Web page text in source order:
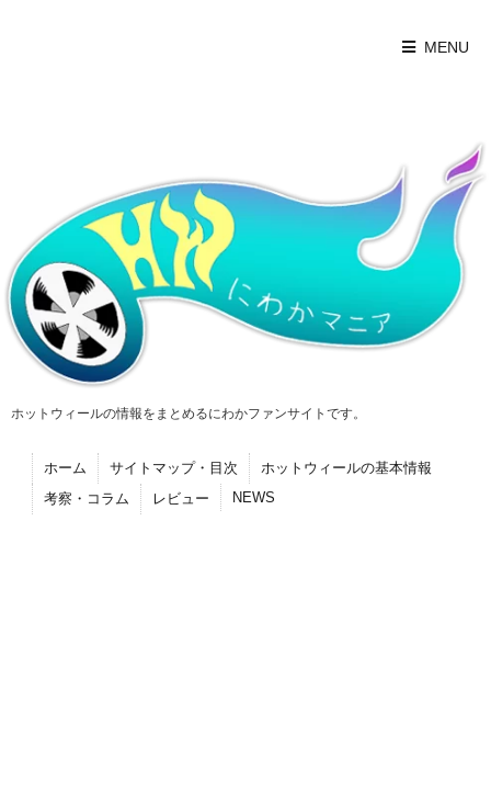
MENU
ホットウィールの情報をまとめるにわかファンサイトです。
ホーム サイトマップ・目次
ホットウィールの基本情報
考察・コラム
レビュー NEWS